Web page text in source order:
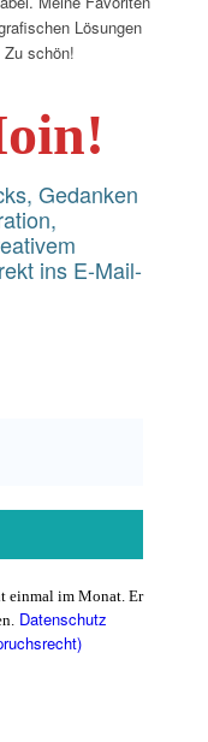
Lösungen
schön!
Gedanken
ins E-Mail-
einmal im Monat. Er
Datenschutz